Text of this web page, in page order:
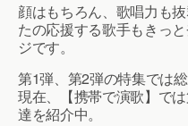
顔はもちろん、歌唱力も
たの応援する歌手もきっ
ジです。
第1弾、第2弾の特集では
現在、【携帯で演歌】で
達を紹介中。